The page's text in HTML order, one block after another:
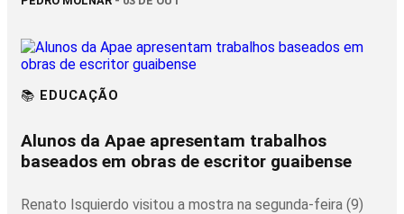
📚 EDUCAÇÃO
Alunos da Apae apresentam trabalhos
baseados em obras de escritor guaibense
Renato Isquierdo visitou a mostra na segunda-feira (9)